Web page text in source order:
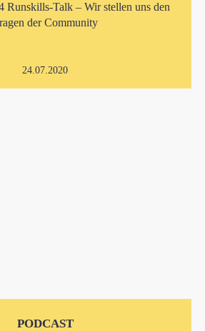
Runskills-Talk – Wir stellen uns den
der Community
24.07.2020
PODCAST